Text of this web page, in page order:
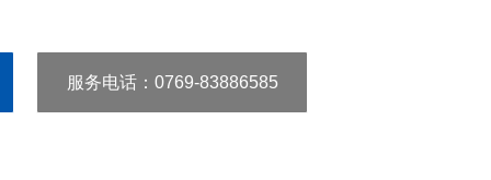
服务电话：0769-83886585